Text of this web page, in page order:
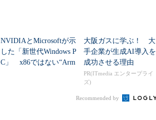
NVIDIAとMicrosoftが示
した「新世代Windows P
C」 x86ではない“Arm
大阪ガスに学ぶ！ 大
手企業が生成AI導入を
成功させる理由
PR(ITmedia エンタープライ
ズ)
Recommended by